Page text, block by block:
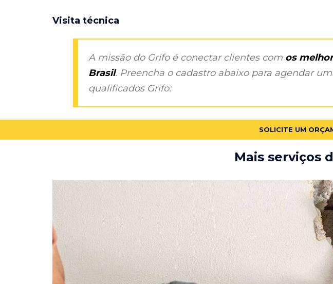
Visita técnica
A missão do Grifo é conectar clientes com os
Brasil. Preencha o cadastro abaixo para agendar
qualificados Grifo:
SOLICITE UM
Mais serviços